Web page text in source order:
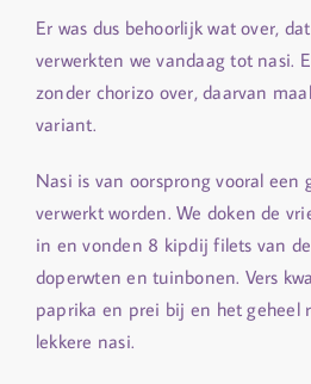
Er was dus behoorlijk wat over,
verwerkten we vandaag tot nasi.
zonder chorizo over, daarvan
variant.
Nasi is van oorsprong vooral een
verwerkt worden. We doken de
in en vonden 8 kipdij filets van
doperwten en tuinbonen. Vers
paprika en prei bij en het geheel
lekkere nasi.